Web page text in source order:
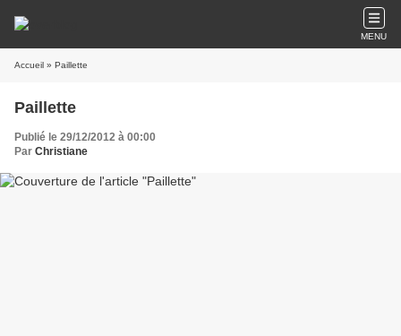
MENU
Accueil » Paillette
Paillette
Publié le 29/12/2012 à 00:00
Par Christiane